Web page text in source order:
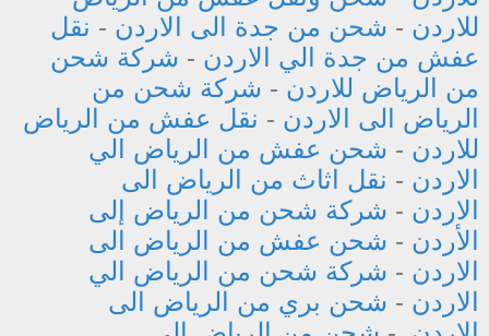
للاردن - شحن من جدة الى الاردن - نقل
عفش من جدة الي الاردن - شركة شحن
من الرياض للاردن - شركة شحن من
الرياض الى الاردن - نقل عفش من الرياض
للاردن - شحن عفش من الرياض الي
الاردن - نقل اثاث من الرياض الى
الاردن - شركة شحن من الرياض إلى
الأردن - شحن عفش من الرياض الى
الاردن - شركة شحن من الرياض الي
الاردن - شحن بري من الرياض الى